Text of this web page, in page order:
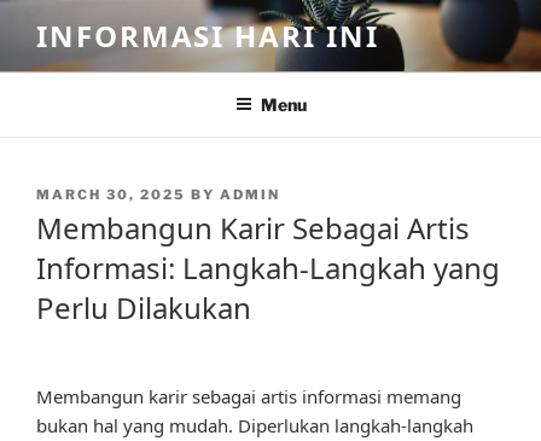
content
INFORMASI HARI INI
Menu
POSTED
MARCH 30, 2025 BY ADMIN
Membangun Karir Sebagai Artis
Informasi: Langkah-Langkah yang
Perlu Dilakukan
Membangun karir sebagai artis informasi memang
bukan hal yang mudah. Diperlukan langkah-langkah